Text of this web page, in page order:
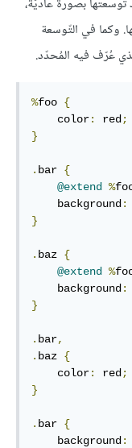
وكما في التّوسعة
عُرّف فيه المُحدّد.
%foo {
    color
: red ;
}
. bar {
@extend
%
    background
:
}
. baz {
@extend
%
    background
:
}
. bar,
. baz {
    color
: red ;
}
. bar {
    background
: